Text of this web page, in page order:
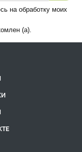
на обработку моих
(а).